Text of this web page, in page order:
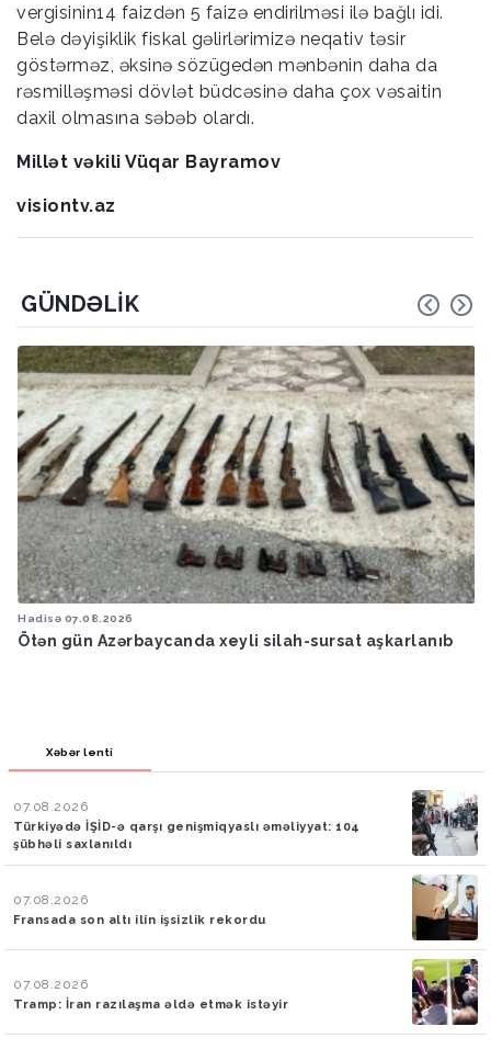
vergisinin14 faizdən 5 faizə endirilməsi ilə bağlı idi.
Belə dəyişiklik fiskal gəlirlərimizə neqativ təsir
göstərməz, əksinə sözügedən mənbənin daha da
rəsmilləşməsi dövlət büdcəsinə daha çox vəsaitin
daxil olmasına səbəb olardı.
Millət vəkili Vüqar Bayramov
visiontv.az
GÜNDƏLIK
Hadisə 07.08.2026
Ötən gün Azərbaycanda xeyli silah-sursat aşkarlanıb
Xəbər lenti
07.08.2026
Türkiyədə İŞİD-ə qarşı genişmiqyaslı əməliyyat: 104
şübhəli saxlanıldı
07.08.2026
Fransada son altı ilin işsizlik rekordu
07.08.2026
Tramp: İran razılaşma əldə etmək istəyir